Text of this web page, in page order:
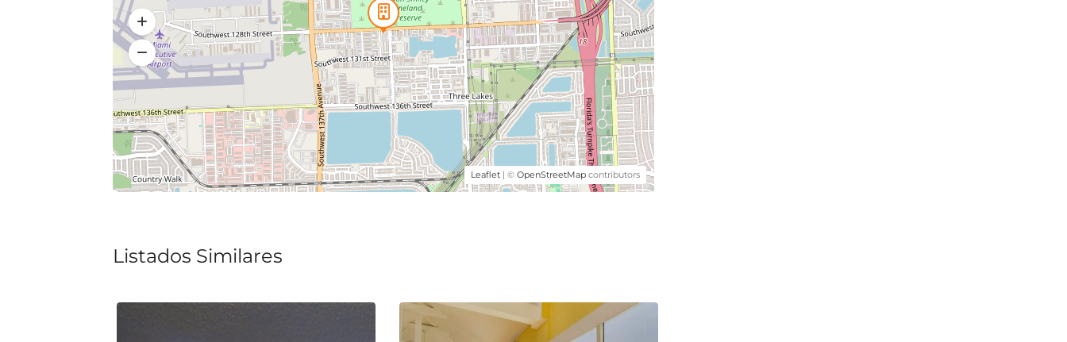
Leaflet| © OpenStreetMapcontributors
Listados Similares